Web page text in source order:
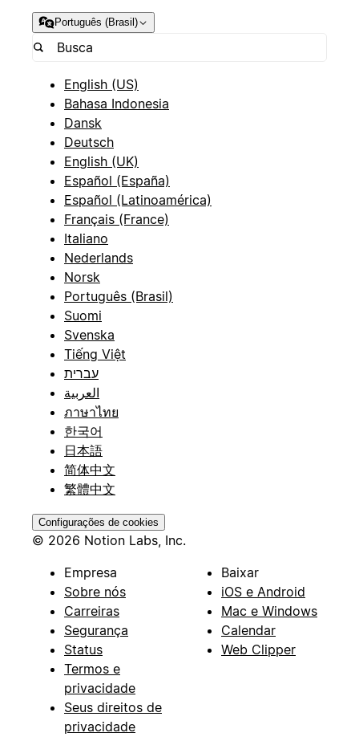
Português (Brasil)
English (US)
Bahasa Indonesia
Dansk
Deutsch
English (UK)
Español (España)
Español (Latinoamérica)
Français (France)
Italiano
Nederlands
Norsk
Português (Brasil)
Suomi
Svenska
Tiếng Việt
עברית
العربية
ภาษาไทย
한국어
日本語
简体中文
繁體中文
Configurações de cookies
© 2026 Notion Labs, Inc.
Empresa
Sobre nós
Carreiras
Segurança
Status
Termos e
privacidade
Seus direitos de
privacidade
Baixar
iOS e Android
Mac e Windows
Calendar
Web Clipper